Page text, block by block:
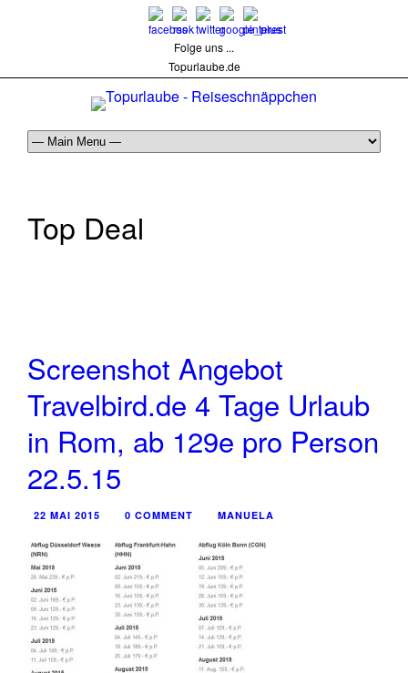
Folge uns ...
Topurlaube.de
Top Deal
Screenshot Angebot
Travelbird.de 4 Tage Urlaub
in Rom, ab 129e pro Person
22.5.15
22 MAI 2015 0 COMMENT MANUELA